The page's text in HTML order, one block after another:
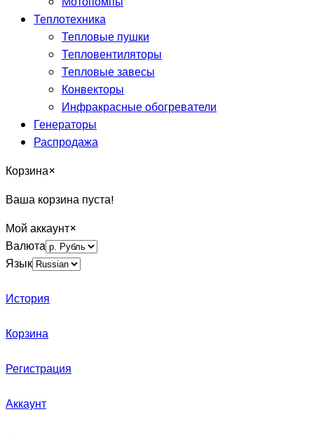
Теплотехника
Тепловые пушки
Тепловентиляторы
Тепловые завесы
Конвекторы
Инфракрасные обогреватели
Генераторы
Распродажа
Корзина×
Ваша корзина пуста!
Мой аккаунт×
Валюта
Язык
История
Корзина
Регистрация
Аккаунт